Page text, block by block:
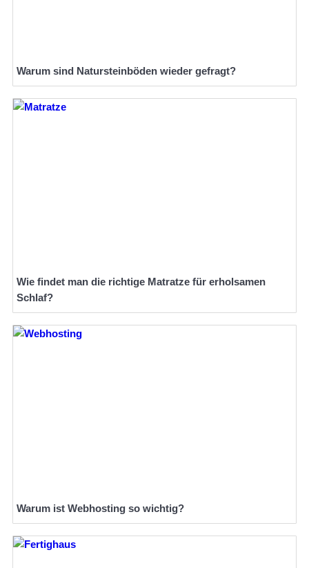
Warum sind Natursteinböden wieder gefragt?
Wie findet man die richtige Matratze für erholsamen
Schlaf?
Warum ist Webhosting so wichtig?